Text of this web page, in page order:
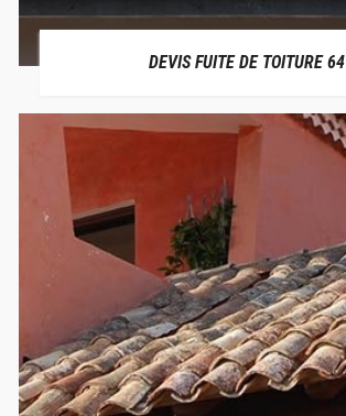
DEVIS FUITE DE TOITURE 64